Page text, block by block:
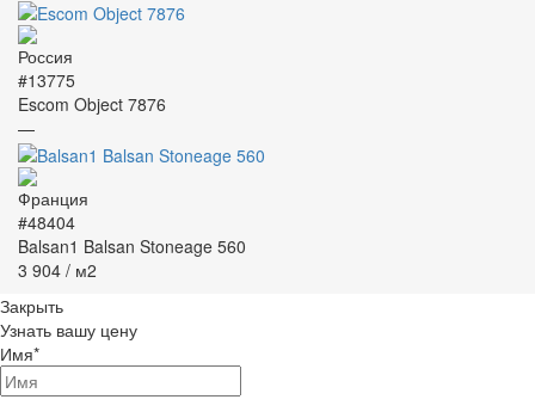
#13775
Escom Object 7876
—
#48404
Balsan1 Balsan Stoneage 560
3 904 / м2
Закрыть
Узнать вашу цену
Имя*